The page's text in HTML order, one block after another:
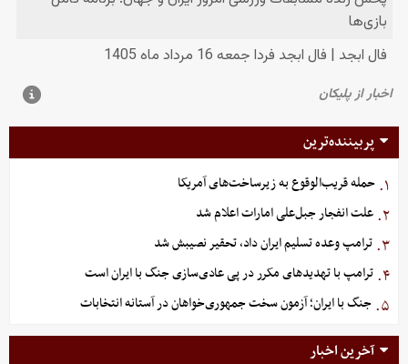
پربیننده‌ترین
۱. حمله قریب‌الوقوع به زیرساخت‌های آمریکا
۲. علت انفجار جبل‌علی امارات اعلام شد
۳. ترامپ وعده تسلیم ایران داد، تحقیر نصیبش شد
۴. ترامپ با تهدیدهای مکرر در پی عادی‌سازی جنگ با ایران است
۵. جنگ با ایران؛ آزمون سخت جمهوری‌خواهان در آستانه انتخابات
آخرین اخبار